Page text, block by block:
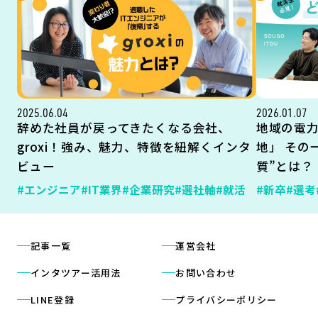
2025.06.04
辞めた社員が戻ってきたくなる会社、
groxi！強み、魅力、特徴を紐解くインタ
ビュー
#エンジニア#IT業界#企業研究#選社軸#就活
2026.01.07
地域の電
地」 その
質”とは？
#新卒#選考
記事一覧
インタツアー活用法
LINE登録
運営会社
お問い合わせ
プライバシーポリシー